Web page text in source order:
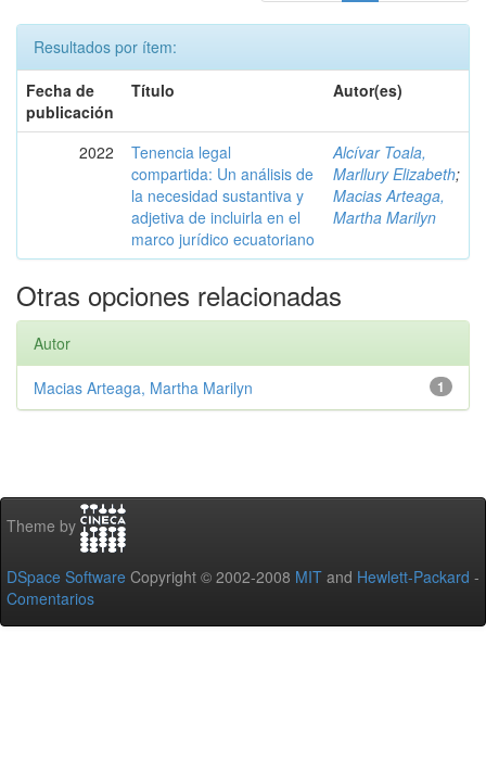
Resultados por ítem:
Fecha de
publicación
Título Autor(es)
2022
Tenencia legal
compartida: Un análisis de
la necesidad sustantiva y
adjetiva de incluirla en el
marco jurídico ecuatoriano
Alcívar Toala,
Marllury Elizabeth;
Macias Arteaga,
Martha Marilyn
Otras opciones relacionadas
Autor
1
Macias Arteaga, Martha Marilyn
Theme by
DSpace Software Copyright © 2002-2008 MIT and Hewlett-Packard -
Comentarios